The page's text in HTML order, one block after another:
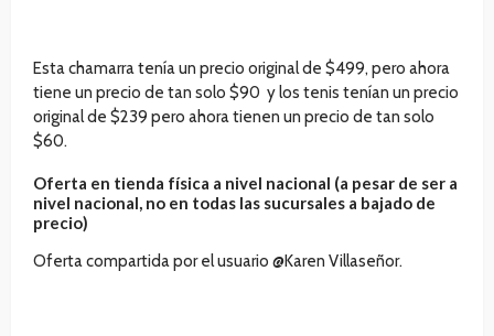
Esta chamarra tenía un precio original de $499, pero ahora
tiene un precio de tan solo $90 y los tenis tenían un precio
original de $239 pero ahora tienen un precio de tan solo
$60.
Oferta en tienda física a nivel nacional (a pesar de ser a
nivel nacional, no en todas las sucursales a bajado de
precio)
Oferta compartida por el usuario @Karen Villaseñor.